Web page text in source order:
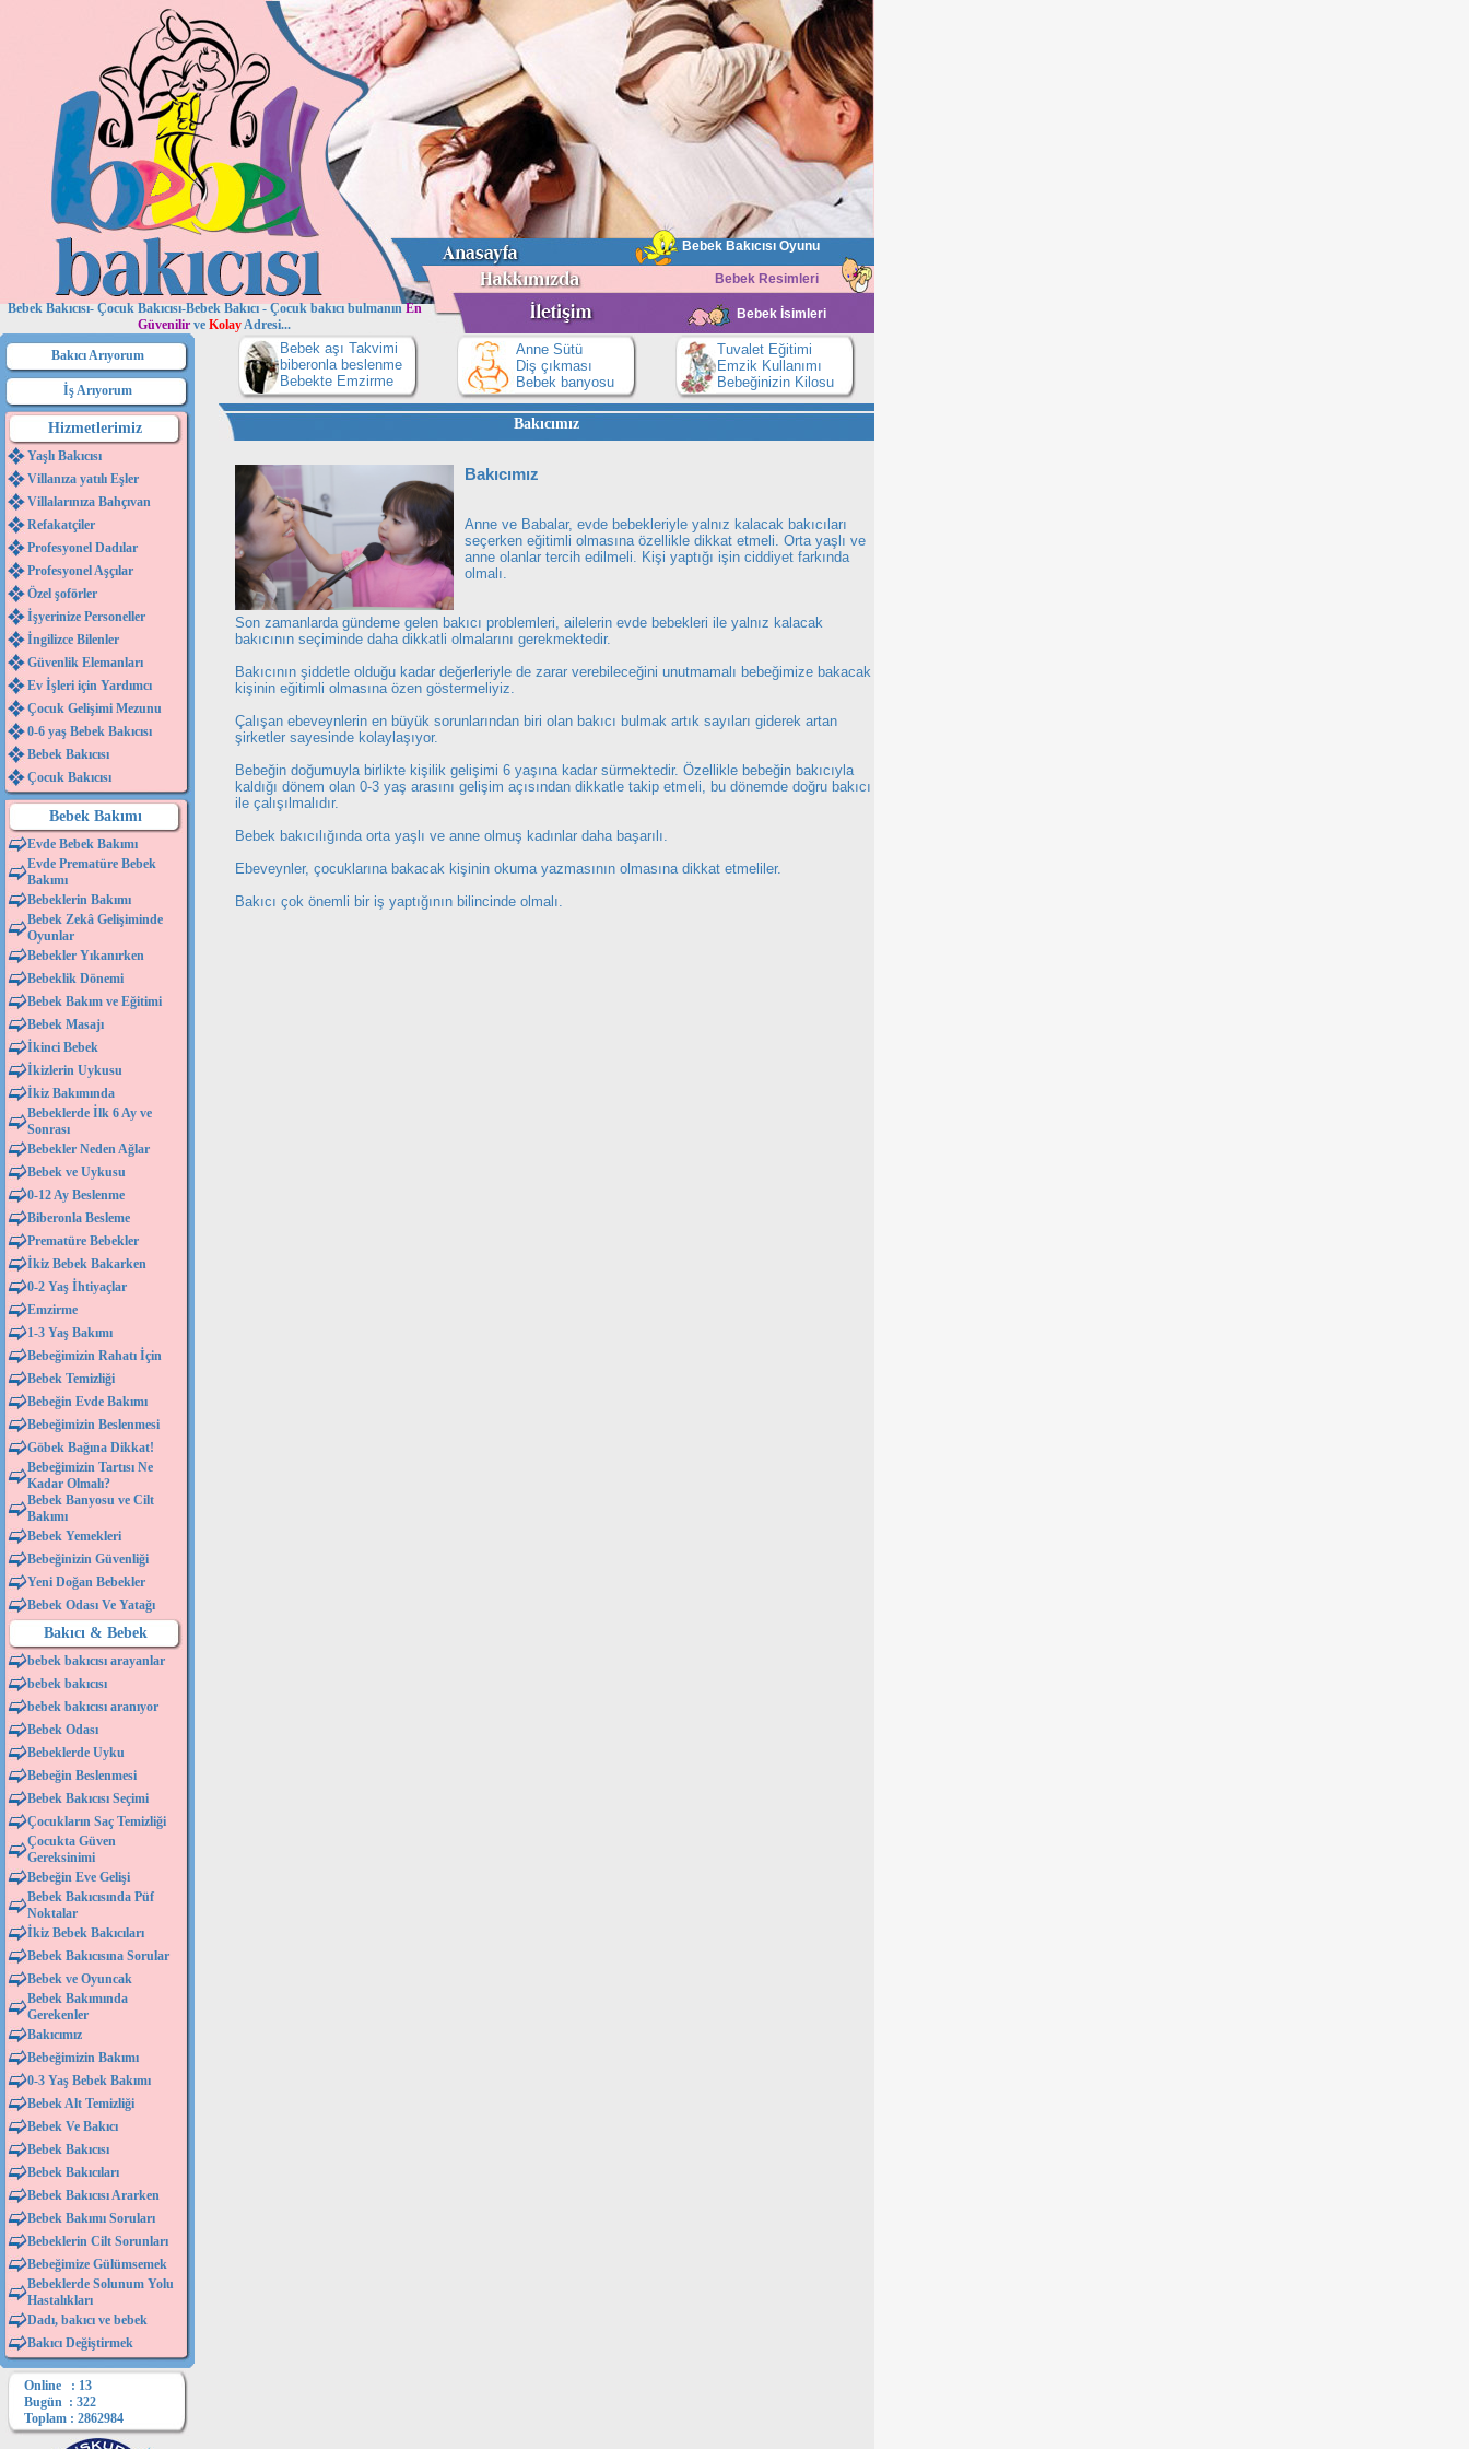
Bebek Bakıcısı Oyunu
Bebek Resimleri
Bebek Bakıcısı- Çocuk Bakıcısı-Bebek Bakıcı - Çocuk bakıcı bulmanınEn
Güvenilir ve KolayAdresi...
Bebek İsimleri
Bakıcı Arıyorum
İş Arıyorum
Hizmetlerimiz
Yaşlı Bakıcısı
Villanıza yatılı Eşler
Villalarınıza Bahçıvan
Refakatçiler
Profesyonel Dadılar
Profesyonel Aşçılar
Özel şoförler
İşyerinize Personeller
İngilizce Bilenler
Güvenlik Elemanları
Ev İşleri için Yardımcı
Çocuk Gelişimi Mezunu
0-6 yaş Bebek Bakıcısı
Bebek Bakıcısı
Çocuk Bakıcısı
Bebek Bakımı
Evde Bebek Bakımı
Evde Prematüre Bebek
Bakımı
Bebeklerin Bakımı
Bebek Zekâ Gelişiminde
Oyunlar
Bebekler Yıkanırken
Bebeklik Dönemi
Bebek Bakım ve Eğitimi
Bebek Masajı
İkinci Bebek
İkizlerin Uykusu
İkiz Bakımında
Bebeklerde İlk 6 Ay ve
Sonrası
Bebekler Neden Ağlar
Bebek ve Uykusu
0-12 Ay Beslenme
Biberonla Besleme
Prematüre Bebekler
İkiz Bebek Bakarken
0-2 Yaş İhtiyaçlar
Emzirme
1-3 Yaş Bakımı
Bebeğimizin Rahatı İçin
Bebek Temizliği
Bebeğin Evde Bakımı
Bebeğimizin Beslenmesi
Göbek Bağına Dikkat!
Bebeğimizin Tartısı Ne
Kadar Olmalı?
Bebek Banyosu ve Cilt
Bakımı
Bebek Yemekleri
Bebeğinizin Güvenliği
Yeni Doğan Bebekler
Bebek Odası Ve Yatağı
Bakıcı & Bebek
bebek bakıcısı arayanlar
bebek bakıcısı
bebek bakıcısı aranıyor
Bebek Odası
Bebeklerde Uyku
Bebeğin Beslenmesi
Bebek Bakıcısı Seçimi
Çocukların Saç Temizliği
Çocukta Güven
Gereksinimi
Bebeğin Eve Gelişi
Bebek Bakıcısında Püf
Noktalar
İkiz Bebek Bakıcıları
Bebek Bakıcısına Sorular
Bebek ve Oyuncak
Bebek Bakımında
Gerekenler
Bakıcımız
Bebeğimizin Bakımı
0-3 Yaş Bebek Bakımı
Bebek Alt Temizliği
Bebek Ve Bakıcı
Bebek Bakıcısı
Bebek Bakıcıları
Bebek Bakıcısı Ararken
Bebek Bakımı Soruları
Bebeklerin Cilt Sorunları
Bebeğimize Gülümsemek
Bebeklerde Solunum Yolu
Hastalıkları
Dadı, bakıcı ve bebek
Bakıcı Değiştirmek
Online : 13
Bugün : 322
Toplam : 2862984
Bebek aşı Takvimi
biberonla beslenme
Bebekte Emzirme
Anne Sütü
Diş çıkması
Bebek banyosu
Tuvalet Eğitimi
Emzik Kullanımı
Bebeğinizin Kilosu
Bakıcımız
Bakıcımız
Anne ve Babalar, evde bebekleriyle yalnız kalacak bakıcıları
seçerken eğitimli olmasına özellikle dikkat etmeli. Orta yaşlı ve
anne olanlar tercih edilmeli. Kişi yaptığı işin ciddiyet farkında
olmalı.
Son zamanlarda gündeme gelen bakıcı problemleri, ailelerin evde bebekleri ile yalnız kalacak
bakıcının seçiminde daha dikkatli olmalarını gerekmektedir.
Bakıcının şiddetle olduğu kadar değerleriyle de zarar verebileceğini unutmamalı bebeğimize bakacak
kişinin eğitimli olmasına özen göstermeliyiz.
Çalışan ebeveynlerin en büyük sorunlarından biri olan bakıcı bulmak artık sayıları giderek artan
şirketler sayesinde kolaylaşıyor.
Bebeğin doğumuyla birlikte kişilik gelişimi 6 yaşına kadar sürmektedir. Özellikle bebeğin bakıcıyla
kaldığı dönem olan 0-3 yaş arasını gelişim açısından dikkatle takip etmeli, bu dönemde doğru bakıcı
ile çalışılmalıdır.
Bebek bakıcılığında orta yaşlı ve anne olmuş kadınlar daha başarılı.
Ebeveynler, çocuklarına bakacak kişinin okuma yazmasının olmasına dikkat etmeliler.
Bakıcı çok önemli bir iş yaptığının bilincinde olmalı.